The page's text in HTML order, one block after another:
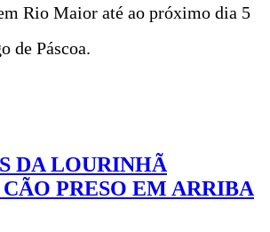
Rio Maior até ao próximo dia 5
de Páscoa.
DA LOURINHÃ
PRESO EM ARRIBA